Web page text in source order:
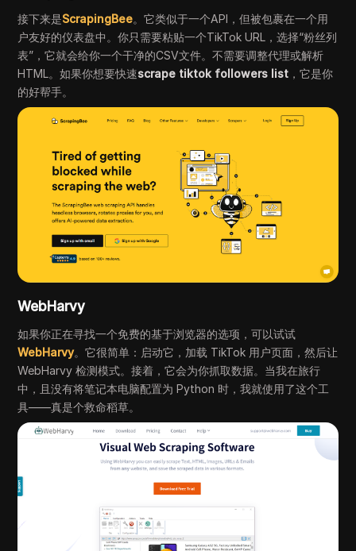
接下来是ScrapingBee。它类似于一个API，但被包裹在一个用
户友好的仪表盘中。你只需要粘贴一个TikTok URL，选择“粉丝列
表”，它就会给你一个干净的CSV文件。不需要调整代理或解析
HTML。如果你想要快速scrape tiktok followers list ，它是你
的好帮手。
WebHarvy
如果你正在寻找一个免费的基于浏览器的选项，可以试试
WebHarvy。它很简单：启动它，加载 TikTok 用户页面，然后让
WebHarvy 检测模式。接着，它会为你抓取数据。当我在旅行
中，且没有将笔记本电脑配置为 Python 时，我就使用了这个工
具——真是个救命稻草。